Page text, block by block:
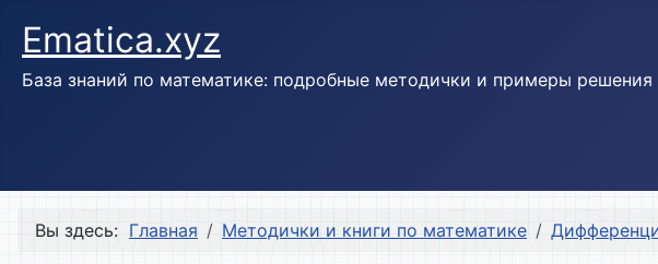
Ematica.xyz
База знаний по математике: подробные методички и примеры
Вы здесь: Главная Методички и книги по математике